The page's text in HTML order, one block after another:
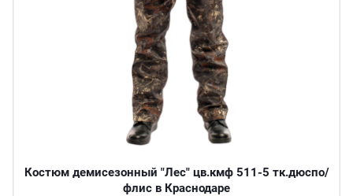
Костюм демисезонный "Лес" цв.кмф 511-5 тк.дюспо/
флис в Краснодаре